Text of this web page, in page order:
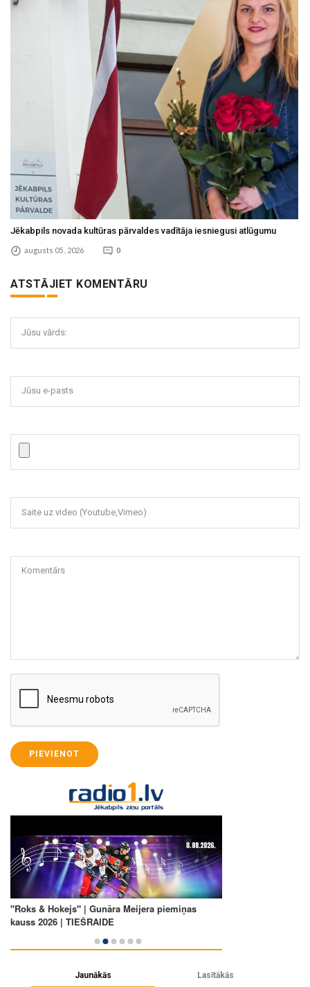
Jēkabpils novada kultūras pārvaldes vadītāja iesniegusi atlūgumu
augusts 05 , 2026 0
ATSTĀJIET KOMENTĀRU
Jūsu vārds:
Jūsu e-pasts
Saite uz video (Youtube,Vimeo)
Komentārs
PIEVIENOT
Jaunākās Lasītākās